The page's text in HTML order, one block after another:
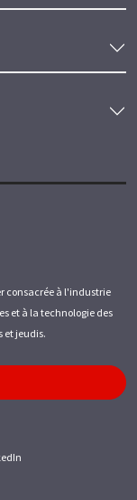
consacrée à l'industrie
et à la technologie des
et jeudis.